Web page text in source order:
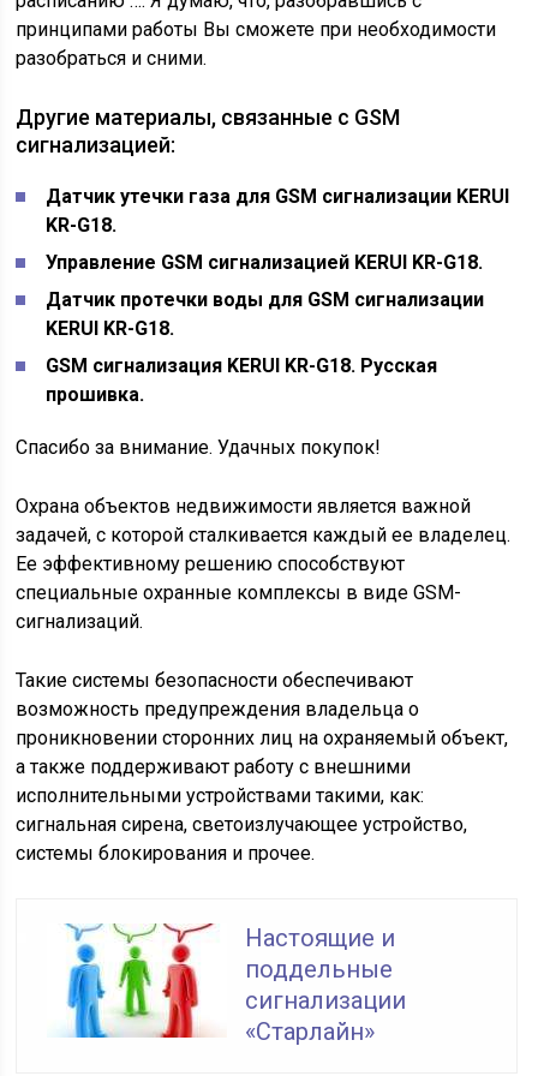
принципами работы Вы сможете при необходимости
разобраться и сними.
Другие материалы, связанные с GSM
сигнализацией:
Датчик утечки газа для GSM сигнализации KERUI
KR-G18.
Управление GSM сигнализацией KERUI KR-G18.
Датчик протечки воды для GSM сигнализации
KERUI KR-G18.
GSM сигнализация KERUI KR-G18. Русская
прошивка.
Спасибо за внимание. Удачных покупок!
Охрана объектов недвижимости является важной
задачей, с которой сталкивается каждый ее владелец.
Ее эффективному решению способствуют
специальные охранные комплексы в виде GSM-
сигнализаций.
Такие системы безопасности обеспечивают
возможность предупреждения владельца о
проникновении сторонних лиц на охраняемый объект,
а также поддерживают работу с внешними
исполнительными устройствами такими, как:
сигнальная сирена, светоизлучающее устройство,
системы блокирования и прочее.
Настоящие и
поддельные
сигнализации
«Старлайн»